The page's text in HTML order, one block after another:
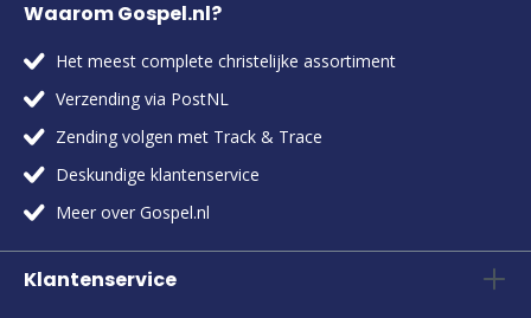
Waarom Gospel.nl?
Het meest complete christelijke assortiment
Verzending via PostNL
Zending volgen met Track & Trace
Deskundige klantenservice
Meer over Gospel.nl
Klantenservice